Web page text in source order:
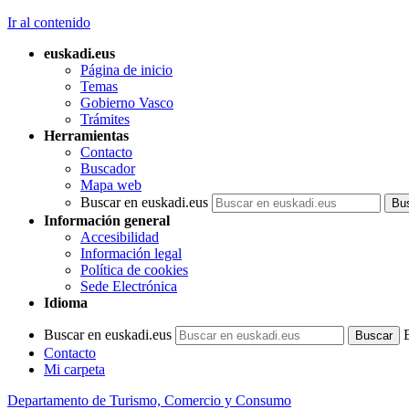
Ir al contenido
euskadi.eus
Página de inicio
Temas
Gobierno Vasco
Trámites
Herramientas
Contacto
Buscador
Mapa web
Buscar en euskadi.eus
Información general
Accesibilidad
Información legal
Política de cookies
Sede Electrónica
Idioma
Buscar en euskadi.eus
Contacto
Mi carpeta
Departamento de Turismo, Comercio y Consumo